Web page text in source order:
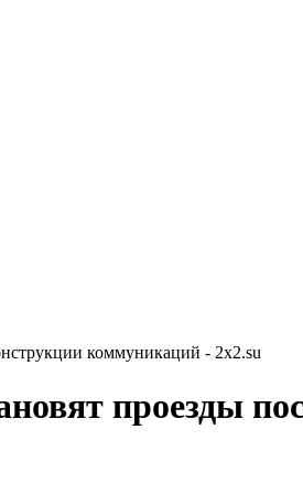
коммуникаций - 2x2.su
проезды